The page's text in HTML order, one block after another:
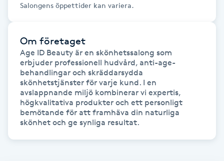
Friskvård
Friskvårdsmassage
Frisör
Funktionsanalys
Färgning
Salongens öppettider kan variera.
Om företaget
Age ID Beauty är en skönhetssalong som
erbjuder professionell hudvård, anti-age-
behandlingar och skräddarsydda
skönhetstjänster för varje kund. I en
avslappnande miljö kombinerar vi expertis,
högkvalitativa produkter och ett personligt
bemötande för att framhäva din naturliga
skönhet och ge synliga resultat.